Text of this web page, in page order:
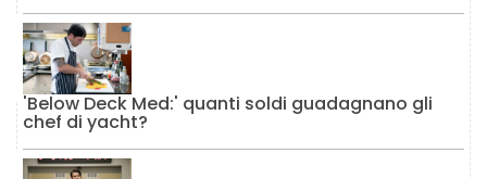
'Below Deck Med:' quanti soldi guadagnano gli
chef di yacht?